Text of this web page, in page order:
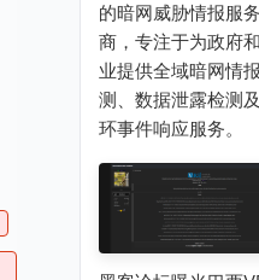
的暗网威胁情报服
商，专注于为政府
业提供全域暗网情
测、数据泄露检测
环事件响应服务。